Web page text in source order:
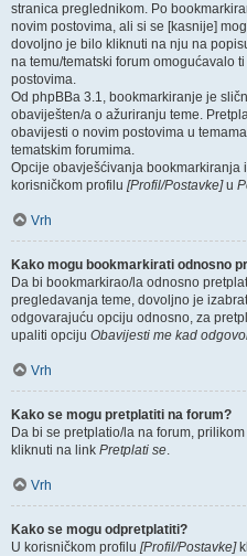
stranica preglednikom. Po
novim postovima, ali si se [kasnije]
dovoljno je bilo kliknuti na nju na
na temu/tematski forum omogućavalo
postovima.
Od phpBBa 3.1, bookmarkiranje je
obaviješten/a o ažuriranju teme.
obavijesti o novim postovima u
tematskim forumima.
Opcije obavješćivanja bookmarkiranja
korisničkom profilu [Profil/Postavke]u
Vrh
Kako mogu bookmarkirati odnosno
Da bi bookmarkirao/la odnosno
pregledavanja teme, dovoljno je
odgovarajuću opciju odnosno, za
upaliti opciju Obavijesti me kad
Vrh
Kako se mogu pretplatiti na forum?
Da bi se pretplatio/la na forum,
kliknuti na link Pretplati se.
Vrh
Kako se mogu odpretplatiti?
U korisničkom profilu [Profil/Postavke]